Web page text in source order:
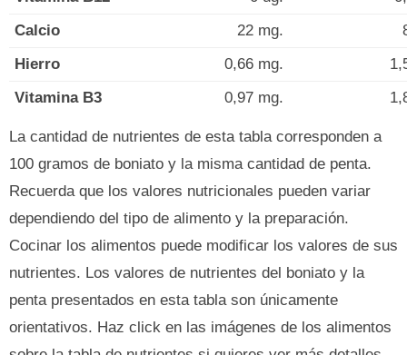
Calcio
22 mg.
Hierro
0,66 mg.
Vitamina B3
0,97 mg.
La cantidad de nutrientes de esta tabla corresponden a
100 gramos de boniato y la misma cantidad de penta.
Recuerda que los valores nutricionales pueden variar
dependiendo del tipo de alimento y la preparación.
Cocinar los alimentos puede modificar los valores de sus
nutrientes. Los valores de nutrientes del boniato y la
penta presentados en esta tabla son únicamente
orientativos. Haz click en las imágenes de los alimentos